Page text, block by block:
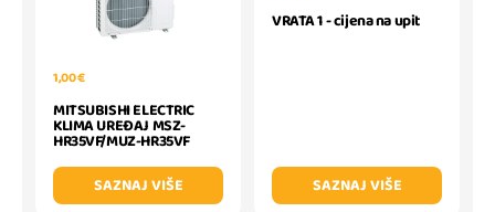
1,00 €
MITSUBISHI ELECTRIC
KLIMA UREĐAJ MSZ-
HR35VF/MUZ-HR35VF
SAZNAJ VIŠE
VRATA 1 - cijena na upit
SAZNAJ VIŠE